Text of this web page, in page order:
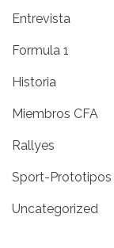
Entrevista
Formula 1
Historia
Miembros CFA
Rallyes
Sport-Prototipos
Uncategorized